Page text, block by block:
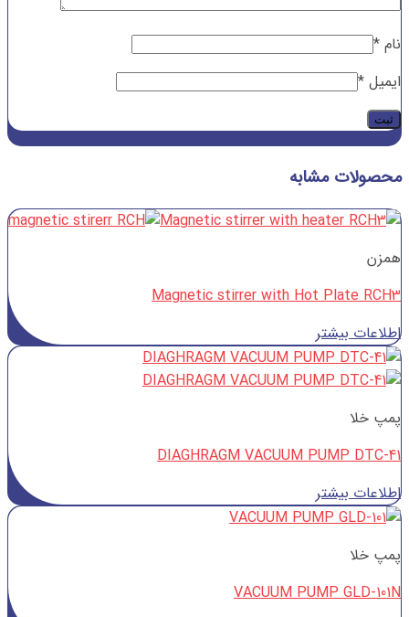
نام *
ایمیل *
محصولات مشابه
همزن
Magnetic stirrer with Hot Plate RCH3
اطلاعات بیشتر
پمپ خلا
DIAGHRAGM VACUUM PUMP DTC-41
اطلاعات بیشتر
پمپ خلا
VACUUM PUMP GLD-101N